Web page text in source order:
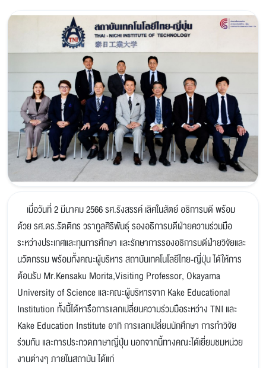
เมื่อวันที่ 2 มีนาคม 2566 รศ.รังสรรค์ เลิศในสัตย์ อธิการบดี พร้อม
ด้วย รศ.ดร.รัตติกร วรากูลศิริพันธุ์ รองอธิการบดีฝ่ายความร่วมมือ
ระหว่างประเทศและทุนการศึกษา และรักษาการรองอธิการบดีฝ่ายวิจัยและ
นวัตกรรม พร้อมทั้งคณะผู้บริหาร สถาบันเทคโนโลยีไทย-ญี่ปุ่น ได้ให้การ
ต้อนรับ Mr.Kensaku Morita,Visiting Professor, Okayama
University of Science และคณะผู้บริหารจาก Kake Educational
Institution ทั้งนี้ได้หารือการแลกเปลี่ยนความร่วมมือระหว่าง TNI และ
Kake Education Institute อาทิ การแลกเปลี่ยนนักศึกษา การทำวิจัย
ร่วมกัน และการประกวดภาษาญี่ปุ่น นอกจากนี้ทางคณะได้เยี่ยมชมหน่วย
งานต่างๆ ภายในสถาบัน ได้แก่